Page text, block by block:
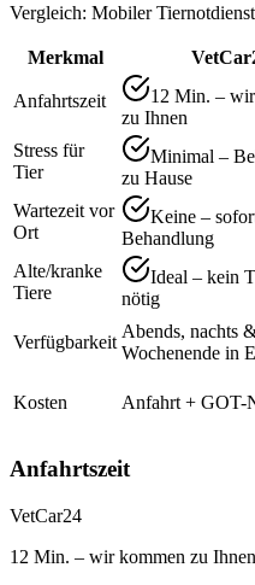
Vergleich: Mobiler
Merkmal
Anfahrtszeit
12 Min. –
zu Ihnen
Stress für
Tier
Minimal –
zu Hause
Wartezeit vor
Ort
Keine –
Behandlung
Alte/kranke
Tiere
Ideal – kein
nötig
Verfügbarkeit
Abends, nachts
Wochenende in
Kosten Anfahrt + GOT-
Anfahrtszeit
VetCar24
12 Min. – wir kommen zu Ihnen